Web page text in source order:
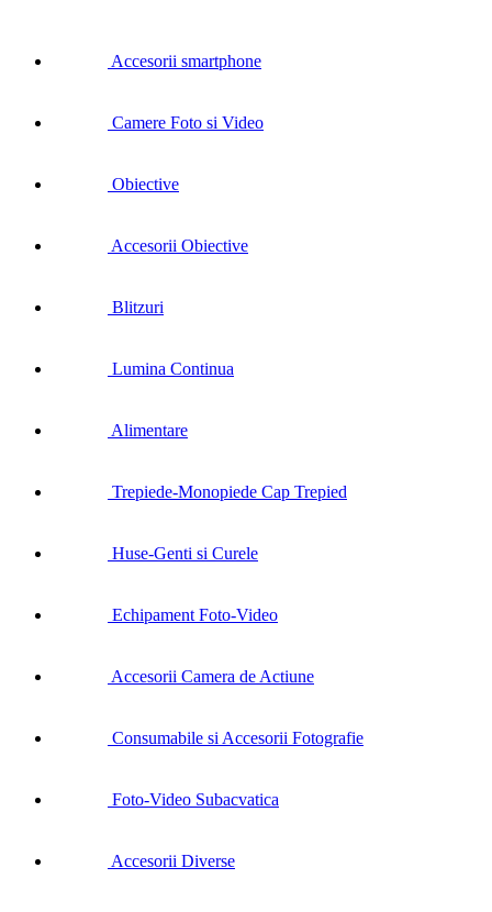
Accesorii smartphone
Camere Foto si Video
Obiective
Accesorii Obiective
Blitzuri
Lumina Continua
Alimentare
Trepiede-Monopiede Cap Trepied
Huse-Genti si Curele
Echipament Foto-Video
Accesorii Camera de Actiune
Consumabile si Accesorii Fotografie
Foto-Video Subacvatica
Accesorii Diverse